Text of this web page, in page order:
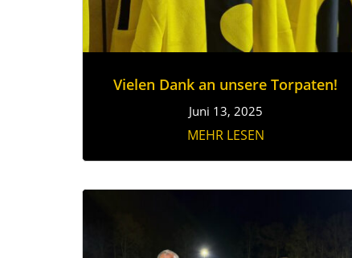
Vielen Dank an unsere Torpaten!
Juni 13, 2025
MEHR LESEN